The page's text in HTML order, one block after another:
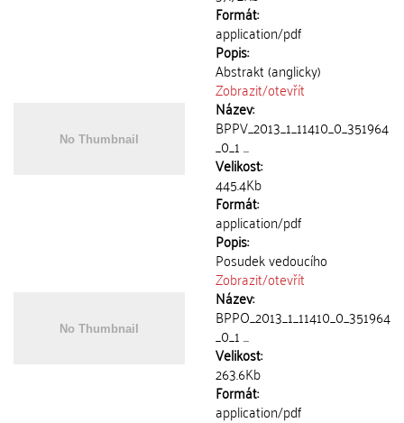
Formát:
application/pdf
Popis:
Abstrakt (anglicky)
Zobrazit/otevřít
Název:
BPPV_2013_1_11410_0_351964
_0_1 ...
Velikost:
445.4Kb
Formát:
application/pdf
Popis:
Posudek vedoucího
Zobrazit/otevřít
Název:
BPPO_2013_1_11410_0_351964
_0_1 ...
Velikost:
263.6Kb
Formát:
application/pdf